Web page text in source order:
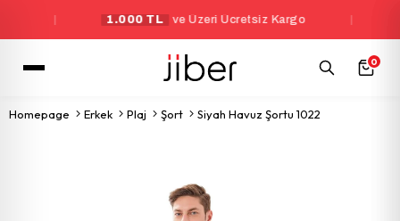
1.000 TL ve Üzeri Ücretsiz Kargo
0
Homepage Erkek Plaj Şort Siyah Havuz Şortu 1022